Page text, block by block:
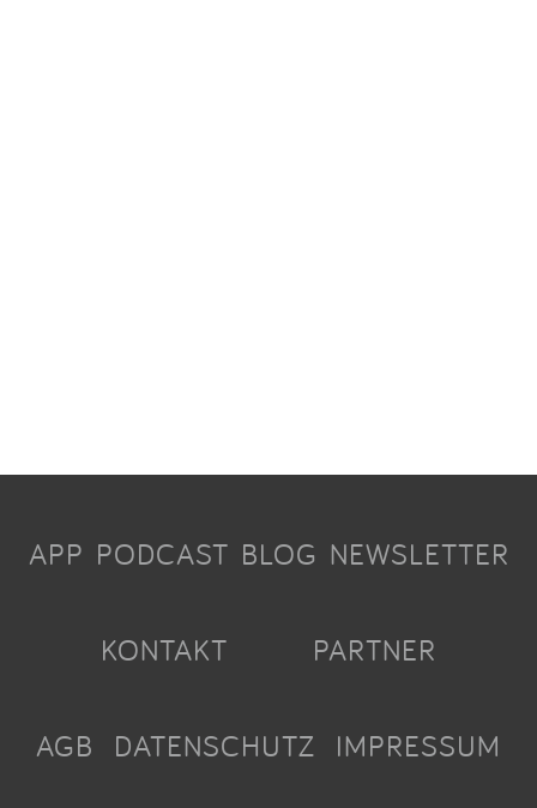
APP PODCAST BLOG NEWSLETTER
KONTAKT PARTNER
AGB DATENSCHUTZ IMPRESSUM